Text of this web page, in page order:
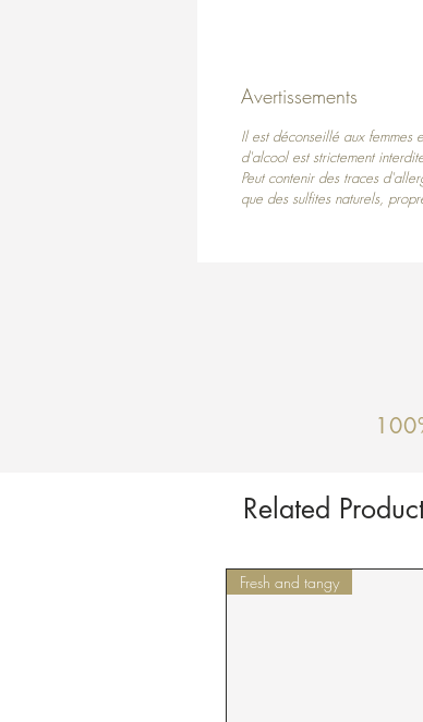
Avertissements
Il est déconseillé aux femmes
d'alcool est strictement
Peut contenir des traces
que des sulfites naturels,
Related
Fresh and tangy